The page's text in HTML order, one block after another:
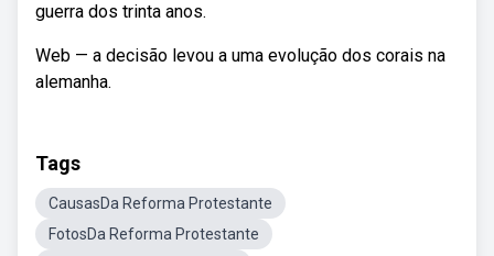
guerra dos trinta anos.
Web — a decisão levou a uma evolução dos corais na
alemanha.
Tags
CausasDa Reforma Protestante
FotosDa Reforma Protestante